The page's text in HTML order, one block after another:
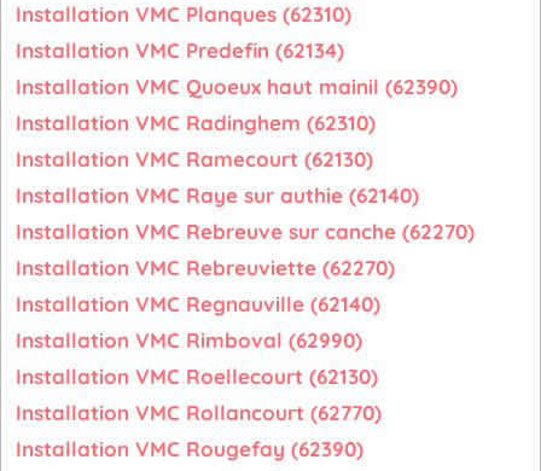
Installation VMC Planques (62310)
Installation VMC Predefin (62134)
Installation VMC Quoeux haut mainil (62390)
Installation VMC Radinghem (62310)
Installation VMC Ramecourt (62130)
Installation VMC Raye sur authie (62140)
Installation VMC Rebreuve sur canche (62270)
Installation VMC Rebreuviette (62270)
Installation VMC Regnauville (62140)
Installation VMC Rimboval (62990)
Installation VMC Roellecourt (62130)
Installation VMC Rollancourt (62770)
Installation VMC Rougefay (62390)